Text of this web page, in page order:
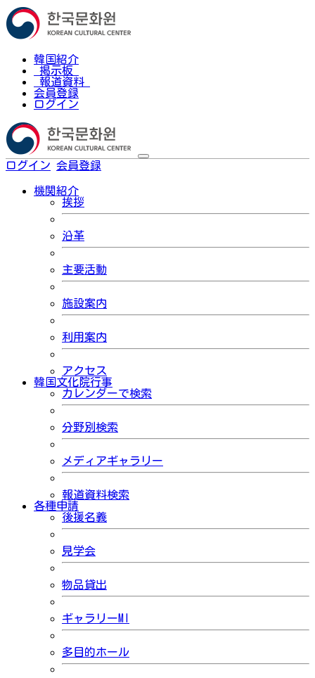
韓国紹介
掲示板
報道資料
会員登録
ログイン
ログイン 会員登録
機関紹介
挨拶
沿革
主要活動
施設案内
利用案内
アクセス
韓国文化院行事
カレンダーで検索
分野別検索
メディアギャラリー
報道資料検索
各種申請
後援名義
見学会
物品貸出
ギャラリーMI
多目的ホール